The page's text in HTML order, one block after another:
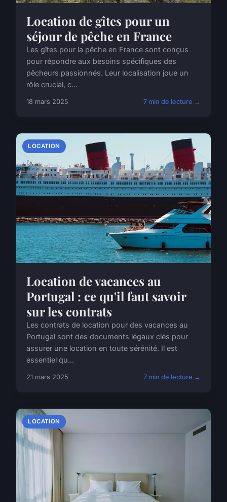
Location de gîtes pour un
séjour de pêche en France
Les gîtes pour la pêche en France sont conçus
pour répondre aux besoins spécifiques des
pêcheurs passionnés. Leur localisation joue un
rôle crucial, c...
18 mars 2025 7 min de lecture →
LOCATION
Location de vacances au
Portugal : ce qu'il faut savoir
sur les contrats
Les contrats de location pour des vacances au
Portugal sont des documents légaux clés pour
assurer une location en toute sérénité. Il est
essentiel qu...
21 mars 2025 7 min de lecture →
LOCATION